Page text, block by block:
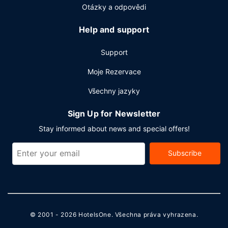
Hostům jsou k dispozici pevné připojení k internetu
zdarma, business centrum a auto s řidičem. Hodláte
hotelu můžete využít konferenční prostory o velikosti 8700
(mj. konferenční prostory a zasedací místnosti). Přímo v
Otázky a odpovědi
Help and support
Support
Moje Rezervace
Všechny jazyky
Sign Up for Newsletter
Stay informed about news and special offers!
Subscribe
© 2001 - 2026 HotelsOne. Všechna práva vyhrazena.